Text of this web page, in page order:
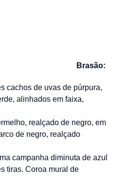
cachos de uvas de púrpura,
alinhados em faixa,
realçado de negro, em
de negro, realçado
campanha diminuta de azul
tiras. Coroa mural de